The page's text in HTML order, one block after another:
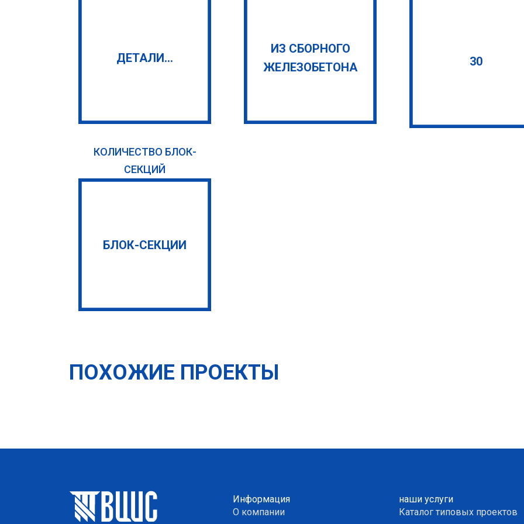
ДЕТАЛИ...
ИЗ СБОРНОГО
ЖЕЛЕЗОБЕТОНА
30
КОЛИЧЕСТВО БЛОК-
СЕКЦИЙ
БЛОК-СЕКЦИИ
ПОХОЖИЕ ПРОЕКТЫ
Информация
О компании
наши услуги
Каталог типовых проектов